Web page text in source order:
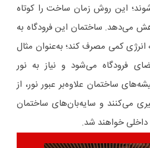
این روش زمان ساخت را کوتاه
می‌دهد. ساختمان این فرودگاه به
کمی مصرف کند؛ به‌عنوان مثال
فرودگاه می‌شود و نیاز به نور
ساختمان علاوه‌بر عبور نور، از
می‌کنند و سایه‌بان‌های ساختمان
خواهند شد.